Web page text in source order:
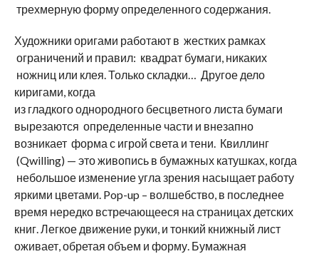
трехмерную форму определенного содержания.
Художники оригами работают в жестких рамках
ограничений и правил: квадрат бумаги, никаких
ножниц или клея. Только складки… Другое дело
киригами, когда
из гладкого однородного бесцветного листа бумаги
вырезаются определенные части и внезапно
возникает форма с игрой света и тени. Квиллинг
(Qwilling) — это живопись в бумажных катушках, когда
небольшое изменение угла зрения насыщает работу
яркими цветами. Pop-up – волшебство, в последнее
время нередко встречающееся на страницах детских
книг. Легкое движение руки, и тонкий книжный лист
оживает, обретая объем и форму. Бумажная